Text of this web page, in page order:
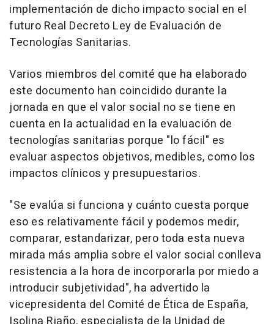
implementación de dicho impacto social en el
futuro Real Decreto Ley de Evaluación de
Tecnologías Sanitarias.
Varios miembros del comité que ha elaborado
este documento han coincidido durante la
jornada en que el valor social no se tiene en
cuenta en la actualidad en la evaluación de
tecnologías sanitarias porque "lo fácil" es
evaluar aspectos objetivos, medibles, como los
impactos clínicos y presupuestarios.
"Se evalúa si funciona y cuánto cuesta porque
eso es relativamente fácil y podemos medir,
comparar, estandarizar, pero toda esta nueva
mirada más amplia sobre el valor social conlleva
resistencia a la hora de incorporarla por miedo a
introducir subjetividad", ha advertido la
vicepresidenta del Comité de Ética de España,